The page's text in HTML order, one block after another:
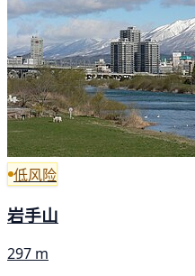
低风险
岩手山
297 m